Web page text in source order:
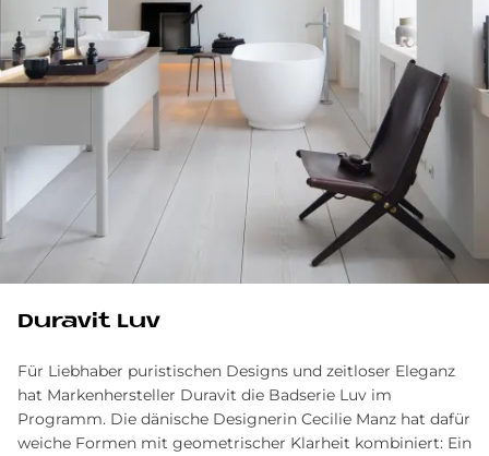
Du­ra­vit Luv
Für Liebhaber puristischen Designs und zeitloser Eleganz
hat Markenhersteller Duravit die Badserie Luv im
Programm. Die dänische Designerin Cecilie Manz hat dafür
weiche Formen mit geometrischer Klarheit kombiniert: Ein